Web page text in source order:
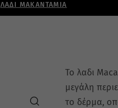
ΛΆΔΙ ΜΑΚΑΝΤΆΜΙΑ
Το λαδι
μεγάλη
το δέρμα,